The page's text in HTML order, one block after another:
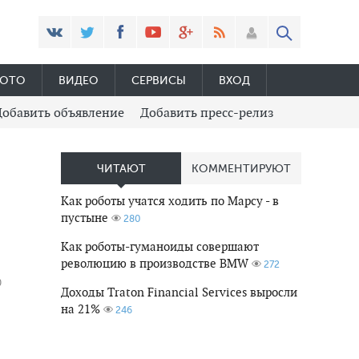
ВИДЕО СЕРВИСЫ ВХОД
объявление Добавить пресс-релиз
ЧИТАЮТ КОММЕНТИРУЮТ
Как роботы учатся ходить по Марсу - в
пустыне
280
Как роботы-гуманоиды совершают
революцию в производстве BMW
272
Доходы Traton Financial Services выросли
на 21%
246